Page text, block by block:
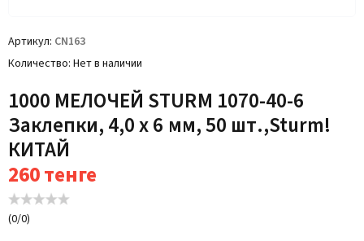
Артикул CN163
Количество Нет в наличии
1000 МЕЛОЧЕЙ STURM 1070-40-6
Заклепки, 4,0 х 6 мм, 50 шт.,Sturm!
КИТАЙ
260тенге
(0/0)